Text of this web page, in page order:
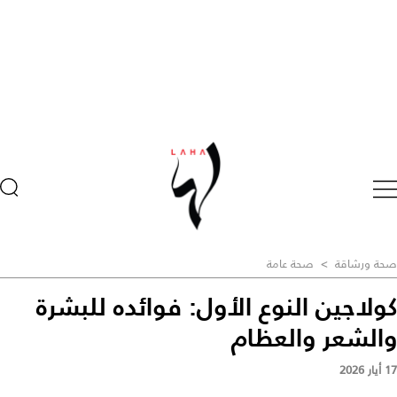
صحة ورشاقة > صحة عامة
كولاجين النوع الأول: فوائده للبشرة
والشعر والعظام
17 أيار 2026